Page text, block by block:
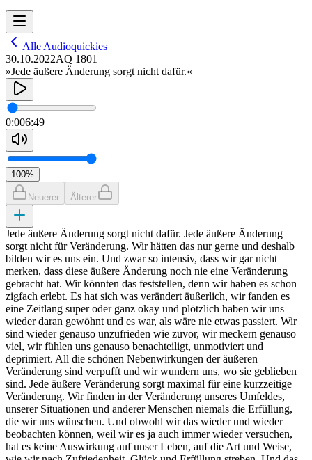
Alle Audioquickies
30.10.2022AQ 1801
»Jede äußere Änderung sorgt nicht dafür.«
0:006:49
100%
Neuerer Älterer
Jede äußere Änderung sorgt nicht dafür. Jede äußere Änderung
sorgt nicht für Veränderung. Wir hätten das nur gerne und deshalb
bilden wir es uns ein. Und zwar so intensiv, dass wir gar nicht
merken, dass diese äußere Änderung noch nie eine Veränderung
gebracht hat. Wir könnten das feststellen, denn wir haben es schon
zigfach erlebt. Es hat sich was verändert äußerlich, wir fanden es
eine Zeitlang super oder ganz okay und plötzlich haben wir uns
wieder daran gewöhnt und es war, als wäre nie etwas passiert. Wir
sind wieder genauso unzufrieden wie zuvor, wir meckern genauso
viel, wir fühlen uns genauso benachteiligt, unmotiviert und
deprimiert. All die schönen Nebenwirkungen der äußeren
Veränderung sind verpufft und wir wundern uns, wo sie geblieben
sind. Jede äußere Veränderung sorgt maximal für eine kurzzeitige
Veränderung. Wir finden in der Veränderung unseres Umfeldes,
unserer Situationen und anderer Menschen niemals die Erfüllung,
die wir uns wünschen. Und obwohl wir das wieder und wieder
beobachten können, weil wir es ja auch immer wieder versuchen,
hat es keine Auswirkung auf unser Leben, auf die Art und Weise,